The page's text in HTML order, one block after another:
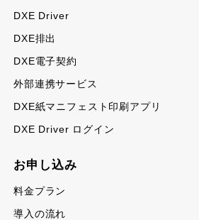
DXE Driver
DXE排出
DXE電子契約
外部連携サービス
DXE紙マニフェスト印刷アプリ
DXE Driver ログイン
お申し込み
料金プラン
導入の流れ